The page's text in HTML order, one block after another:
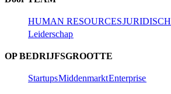
HUMAN RESOURCES​​JURIDISCH​​
Leiderschap​​
OP BEDRIJFSGROOTTE​​
Startups​​Middenmarkt​​Enterprise​​